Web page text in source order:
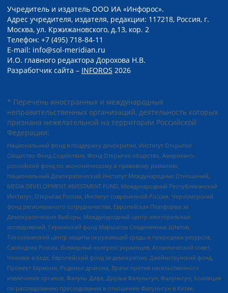
Учредитель и издатель ООО ИА «Инфорос».
Адрес учредителя, издателя, редакции: 117218, Россия, г.
Москва, ул. Кржижановского, д.13, кор. 2
Телефон: +7 (495) 718-84-11
E-mail: info@sol-meridian.ru
И.О. главного редактора Дорохова Н.В.
Разработчик сайта – INFOROS 2026
* Перечень иностранных и международных
неправительственных организаций, деятельность которых
признана нежелательной на территории Российской
Федерации:
Национальный фонд в поддержку демократии, Институт Открытое
Общество Фонд Содействия, Фонд Открытое общество, Американо-
российский фонд по экономическому и правовому развитию,
Национальный Демократический Институт Международных Отношений,
MEDIA DEVELOPMENT INVESTMENT FUND, Международный Республиканский
Институт, Открытая Россия, Институт современной России, Черноморский
фонд регионального сотрудничества, Европейская Платформа за
Демократические Выборы, Международный центр электоральных
исследований, Германский фонд Маршалла Соединенных Штатов,
Тихоокеанский центр защиты окружающей среды и природных ресурсов,
Свободная Россия, Всемирный конгресс украинцев, Атлантический совет,
Человек в беде, Европейский фонд за демократию, Джеймстаунский фонд,
Прожект Хармони, Родники дракона, Врачи против насильственного
извлечения органов, Фалунь Дафа, Друзья Фалуньгун, Фалуньгун, Коалиция
по расследованию преследования в отношении Фалуньгун в Китае,